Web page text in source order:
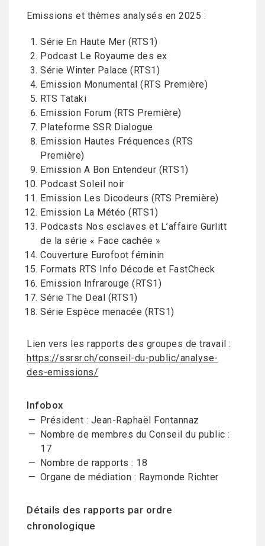
Emissions et thèmes analysés en 2025 :
Série En Haute Mer (RTS1)
Podcast Le Royaume des ex
Série Winter Palace (RTS1)
Emission Monumental (RTS Première)
RTS Tataki
Emission Forum (RTS Première)
Plateforme SSR Dialogue
Emission Hautes Fréquences (RTS
Première)
Emission A Bon Entendeur (RTS1)
Podcast Soleil noir
Emission Les Dicodeurs (RTS Première)
Emission La Météo (RTS1)
Podcasts Nos esclaves et L’affaire Gurlitt
de la série « Face cachée »
Couverture Eurofoot féminin
Formats RTS Info Décode et FastCheck
Emission Infrarouge (RTS1)
Série The Deal (RTS1)
Série Espèce menacée (RTS1)
Lien vers les rapports des groupes de travail :
https://ssrsr.ch/conseil-du-public/analyse-
des-emissions/
Infobox
Président : Jean-Raphaël Fontannaz
Nombre de membres du Conseil du public :
17
Nombre de rapports : 18
Organe de médiation : Raymonde Richter
Détails des rapports par ordre
chronologique